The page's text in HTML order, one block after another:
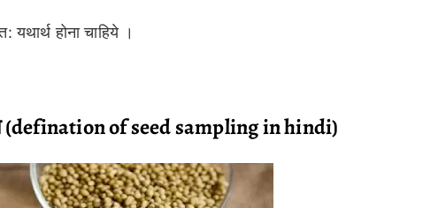
होना चाहिये ।
(defination of seed sampling in hindi)